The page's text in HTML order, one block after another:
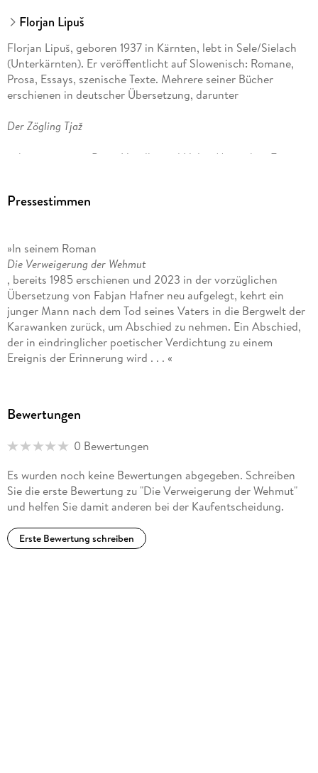
Florjan Lipuš
Florjan Lipuš, geboren 1937 in Kärnten, lebt in Sele/Sielach
(Unterkärnten). Er veröffentlicht auf Slowenisch: Romane,
Prosa, Essays, szenische Texte. Mehrere seiner Bücher
erschienen in deutscher Übersetzung, darunter
Der Zögling Tjaž
, übertragen von Peter Handke und Helga Mracnikar. Für sein
Verdienstorden der Republik Slowenien.
Deutsche Philologie und Slawistik (Slowenisch ) in Graz und
war seit 1998 am Robert-Musil-Institut für Literaturforschung
in Klagenfurt tätig. Für seine Übersetzungen, unter anderem
von Florjan Lipuš und Tomaž Šalamun, wurde er vielfach
ausgezeichnet. Hafner lebte bis zu seinem Tod im Jahr 2016
in Feistritz im Rosental/Bistrica v Rozu (Südkärnten).
Pressestimmen
»In seinem Roman
Die Verweigerung der Wehmut
, bereits 1985 erschienen und 2023 in der vorzüglichen
Übersetzung von Fabjan Hafner neu aufgelegt, kehrt ein
junger Mann nach dem Tod seines Vaters in die Bergwelt der
Karawanken zurück, um Abschied zu nehmen. Ein Abschied,
der in eindringlicher poetischer Verdichtung zu einem
Ereignis der Erinnerung wird . . . «
Bewertungen
0 Bewertungen
Es wurden noch keine Bewertungen abgegeben. Schreiben
Sie die erste Bewertung zu "Die Verweigerung der Wehmut"
und helfen Sie damit anderen bei der Kaufentscheidung.
Erste Bewertung schreiben